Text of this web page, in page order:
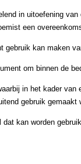
in uitoefening
een
gebruik kan maken
om binnen de
in het kader
gebruik
kan worden